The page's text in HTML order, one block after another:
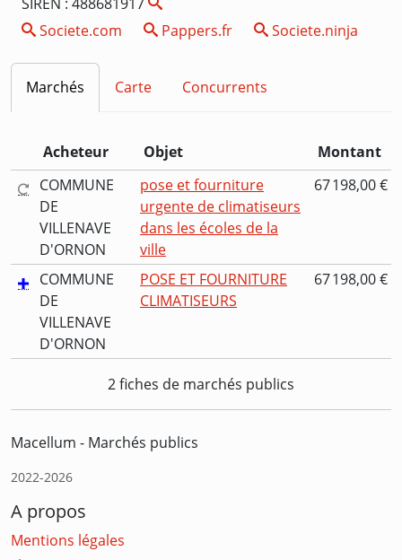
Societe.com
Pappers.fr Societe.ninja
Marchés Carte Concurrents
Acheteur Objet
Montant
COMMUNE
DE
VILLENAVE
D'ORNON
pose et fourniture
urgente de climatiseurs
dans les écoles de la
ville
67 198,00 €
COMMUNE
DE
VILLENAVE
D'ORNON
POSE ET FOURNITURE
CLIMATISEURS
67 198,00 €
2 fiches de marchés publics
Macellum - Marchés publics
2022-2026
A propos
Mentions légales